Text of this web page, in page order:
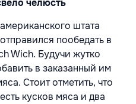
челюсть
штата
пообедать в
Wich. Будучи жутко
в заказанный им
Стоит отметить, что
кусков мяса и два